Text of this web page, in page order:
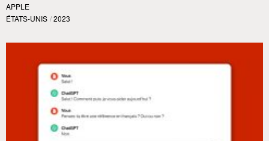
APPLE
ÉTATS-UNIS / 2023